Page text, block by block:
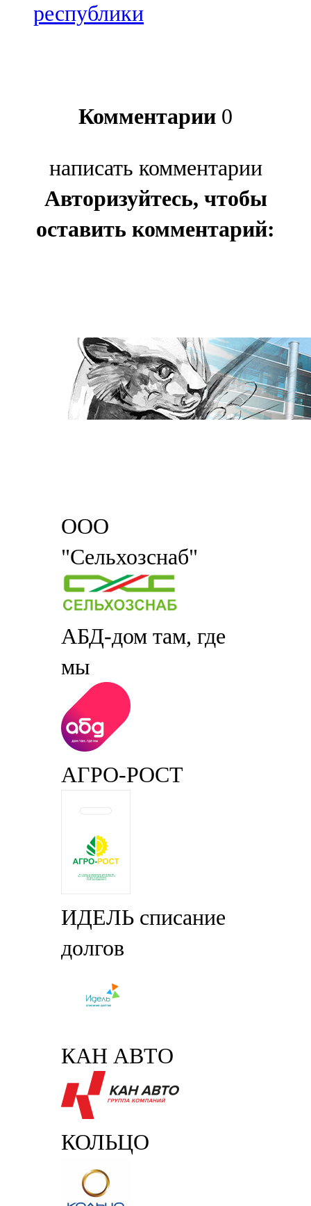
республики
Комментарии 0
написать комментарии
Авторизуйтесь, чтобы
оставить комментарий:
ООО
"Сельхозснаб"
АБД-дом там, где
мы
АГРО-РОСТ
ИДЕЛЬ списание
долгов
КАН АВТО
КОЛЬЦО